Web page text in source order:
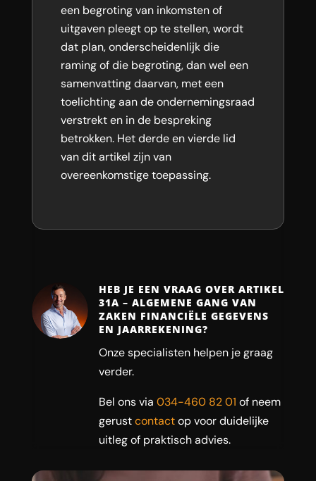
een begroting van inkomsten of
uitgaven pleegt op te stellen, wordt
dat plan, onderscheidenlijk die
raming of die begroting, dan wel een
samenvatting daarvan, met een
toelichting aan de ondernemingsraad
verstrekt en in de bespreking
betrokken. Het derde en vierde lid
van dit artikel zijn van
overeenkomstige toepassing.
HEB JE EEN VRAAG OVER ARTIKEL
31A – ALGEMENE GANG VAN
ZAKEN FINANCIËLE GEGEVENS
EN JAARREKENING?
Onze specialisten helpen je graag
verder.
Bel ons via 034-460 82 01 of neem
gerustcontactop voor duidelijke
uitleg of praktisch advies.